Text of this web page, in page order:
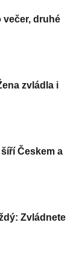
večer, druhé
zvládla i
Českem a
Zvládnete